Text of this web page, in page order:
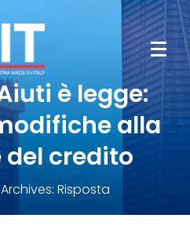
è legge:
alla
del credito
Risposta